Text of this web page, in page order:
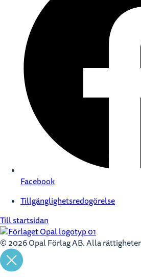
Facebook
Tillgänglighetsredogörelse
Till startsidan
© 2026 Opal Förlag AB. Alla